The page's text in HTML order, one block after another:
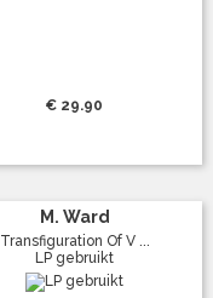
€ 29.90
M. Ward
Transfiguration Of V ...
LP gebruikt